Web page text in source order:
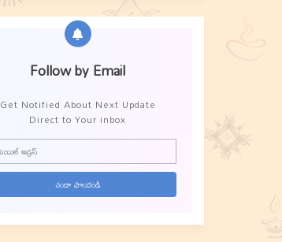
Follow by Email
Get Notified About Next Update
Direct to Your inbox